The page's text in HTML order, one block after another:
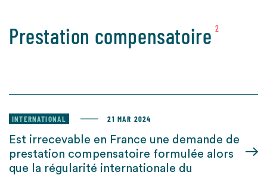
Prestation compensatoire 2
INTERNATIONAL 21 MAR 2024
Est irrecevable en France une demande de
prestation compensatoire formulée alors
que la régularité internationale du